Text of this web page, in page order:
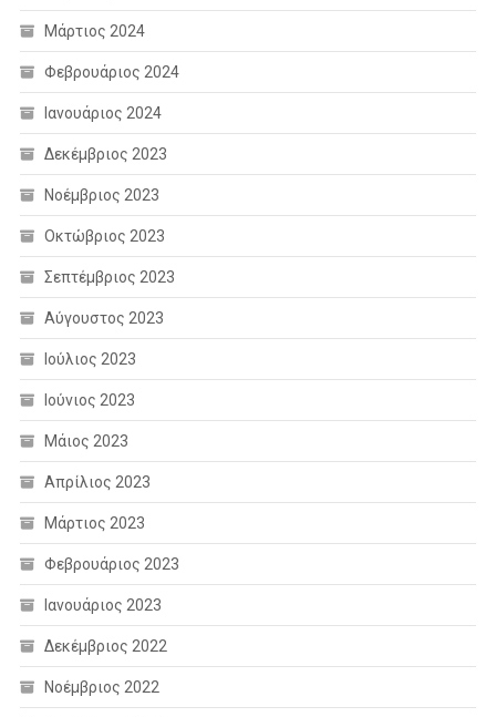
Μάρτιος 2024
Φεβρουάριος 2024
Ιανουάριος 2024
Δεκέμβριος 2023
Νοέμβριος 2023
Οκτώβριος 2023
Σεπτέμβριος 2023
Αύγουστος 2023
Ιούλιος 2023
Ιούνιος 2023
Μάιος 2023
Απρίλιος 2023
Μάρτιος 2023
Φεβρουάριος 2023
Ιανουάριος 2023
Δεκέμβριος 2022
Νοέμβριος 2022